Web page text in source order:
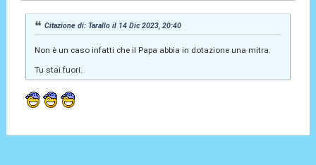
Citazione di: Tarallo il 14 Dic 2023, 20:40
Non è un caso infatti che il Papa abbia in dotazione una mitra.
Tu stai fuori.